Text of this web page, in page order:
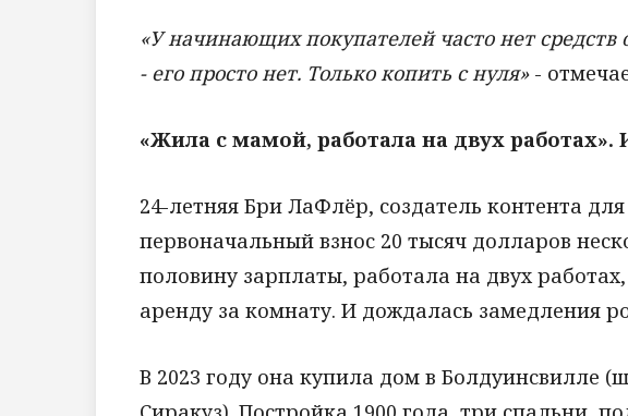
«У начинающих покупателей часто нет
- его просто нет. Только копить с нуля»-
«Жила с мамой, работала на двух работах».
24-летняя Бри ЛаФлёр, создатель контента
первоначальный взнос 20 тысяч долларов
половину зарплаты, работала на двух
аренду за комнату. И дождалась замедления
В 2023 году она купила дом в Болдуинсвилле